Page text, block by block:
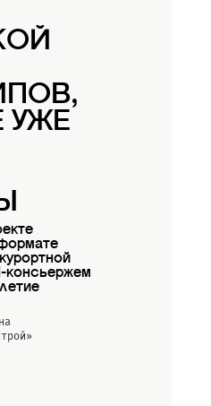
УЖЕ
консьержем